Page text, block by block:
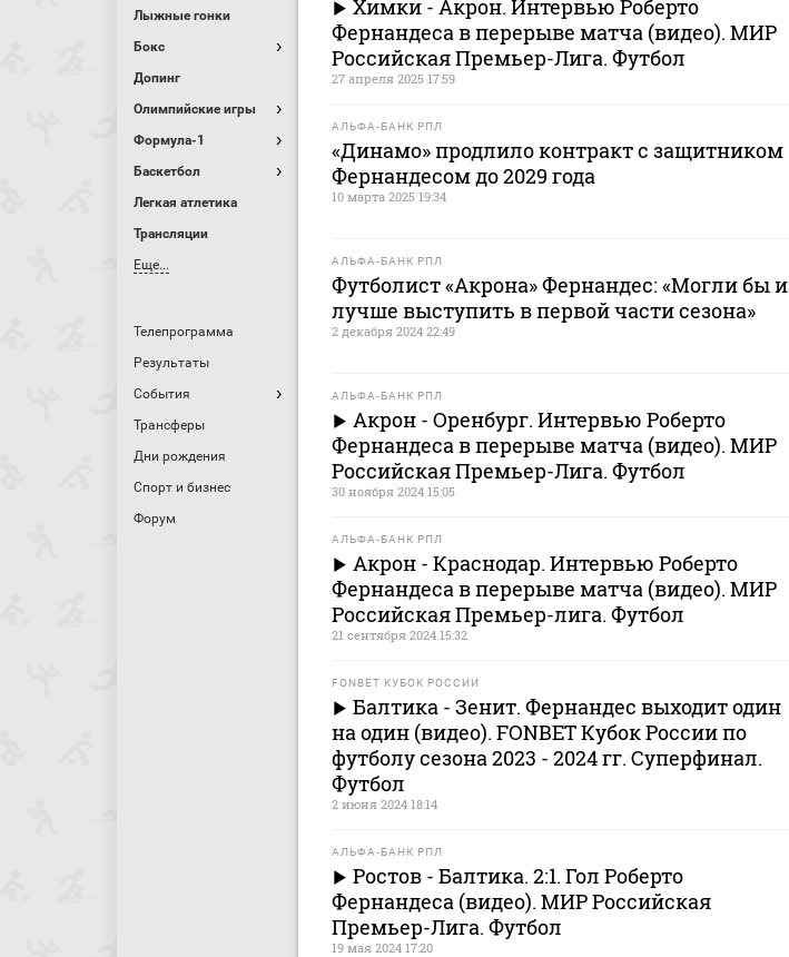
Лыжные гонки
Бокс
Допинг
Олимпийские игры
Формула-1
Баскетбол
Легкая атлетика
Трансляции
Еще...
Телепрограмма
Результаты
События
Трансферы
Дни рождения
Спорт и бизнес
Форум
Химки - Акрон. Интервью Роберто
Фернандеса в перерыве матча (видео). МИР
Российская Премьер-Лига. Футбол
27 апреля 2025 17:59
АЛЬФА-БАНК РПЛ
«Динамо» продлило контракт с защитником
Фернандесом до 2029 года
10 марта 2025 19:34
АЛЬФА-БАНК РПЛ
Футболист «Акрона» Фернандес: «Могли бы и
лучше выступить в первой части сезона»
2 декабря 2024 22:49
АЛЬФА-БАНК РПЛ
Акрон - Оренбург. Интервью Роберто
Фернандеса в перерыве матча (видео). МИР
Российская Премьер-Лига. Футбол
30 ноября 2024 15:05
АЛЬФА-БАНК РПЛ
Акрон - Краснодар. Интервью Роберто
Фернандеса в перерыве матча (видео). МИР
Российская Премьер-лига. Футбол
21 сентября 2024 15:32
FONBET КУБОК РОССИИ
Балтика - Зенит. Фернандес выходит один
на один (видео). FONBET Кубок России по
футболу сезона 2023 - 2024 гг. Суперфинал.
Футбол
2 июня 2024 18:14
АЛЬФА-БАНК РПЛ
Ростов - Балтика. 2:1. Гол Роберто
Фернандеса (видео). МИР Российская
Премьер-Лига. Футбол
19 мая 2024 17:20